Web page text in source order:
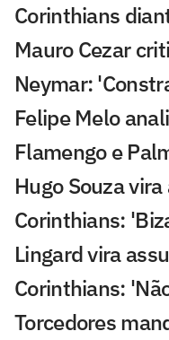
Corinthians
Mauro Cezar
Neymar:
Felipe Melo
Flamengo e
Hugo Souza
Corinthians:
Lingard vira
Corinthians:
Torcedores